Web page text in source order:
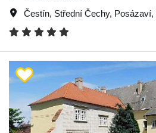
Čestín, Střední Čechy, Posázaví,